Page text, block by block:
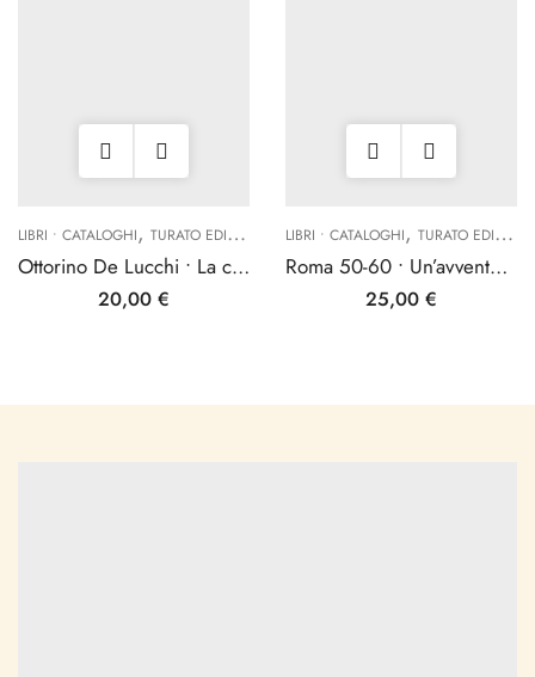
LIBRI • CATALOGHI, TURATO EDIZIONI
Ottorino De Lucchi • La chiara visione
20,00 €
LIBRI • CATALOGHI, TURATO EDIZIONI
Roma 50-60 • Un’avventura fra immagine e materia
25,00 €